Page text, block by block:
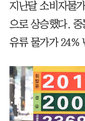
지난달 소비자물
으로 상승했다.
유류 물가가 24%